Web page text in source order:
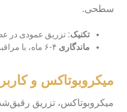
سطحی.
تکنیک: تزریق عمودی در
ماندگاری
میکروبوتاکس و